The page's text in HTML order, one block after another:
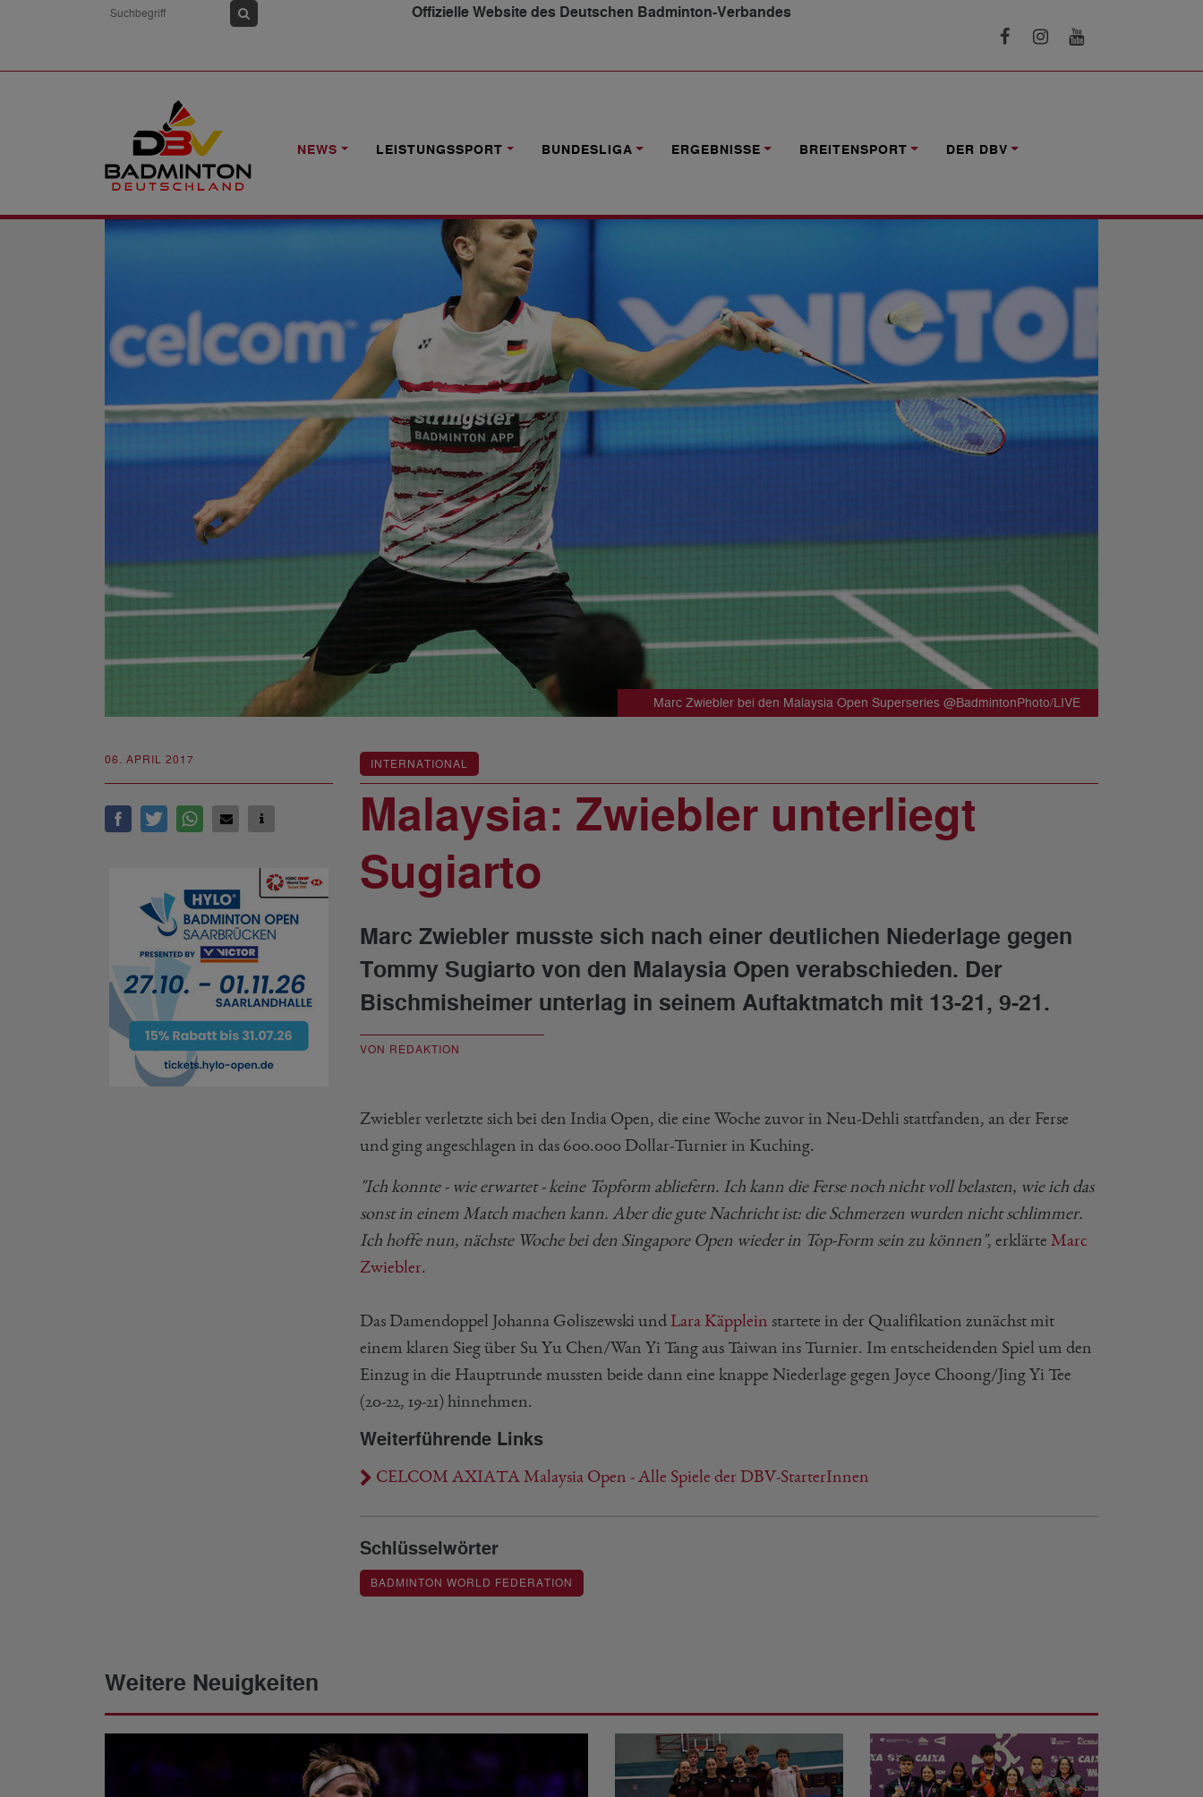
Offizielle Website des Deutschen Badminton-Verbandes
NEWS LEISTUNGSSPORT BUNDESLIGA ERGEBNISSE BREITENSPORT DER DBV
NEWS
Marc Zwiebler bei den Malaysia Open Superseries @BadmintonPhoto/LIVE
06. APRIL 2017 INTERNATIONAL
Malaysia: Zwiebler unterliegt
Sugiarto
Marc Zwiebler musste sich nach einer deutlichen Niederlage gegen
Tommy Sugiarto von den Malaysia Open verabschieden. Der
Bischmisheimer unterlag in seinem Auftaktmatch mit 13-21, 9-21.
VON REDAKTION
Zwiebler verletzte sich bei den India Open, die eine Woche zuvor in Neu-Dehli stattfanden, an der Ferse
und ging angeschlagen in das 600.000 Dollar-Turnier in Kuching.
"Ich konnte - wie erwartet - keine Topform abliefern. Ich kann die Ferse noch nicht voll belasten, wie ich das
sonst in einem Match machen kann. Aber die gute Nachricht ist: die Schmerzen wurden nicht schlimmer.
Ich hoffe nun, nächste Woche bei den Singapore Open wieder in Top-Form sein zu können", erklärte Marc
Zwiebler.
Das Damendoppel Johanna Goliszewski und Lara Käpplein startete in der Qualifikation zunächst mit
einem klaren Sieg über Su Yu Chen/Wan Yi Tang aus Taiwan ins Turnier. Im entscheidenden Spiel um den
Einzug in die Hauptrunde mussten beide dann eine knappe Niederlage gegen Joyce Choong/Jing Yi Tee
(20-22, 19-21) hinnehmen.
Weiterführende Links
CELCOM AXIATA Malaysia Open - Alle Spiele der DBV-StarterInnen
Schlüsselwörter
BADMINTON WORLD FEDERATION
Weitere Neuigkeiten